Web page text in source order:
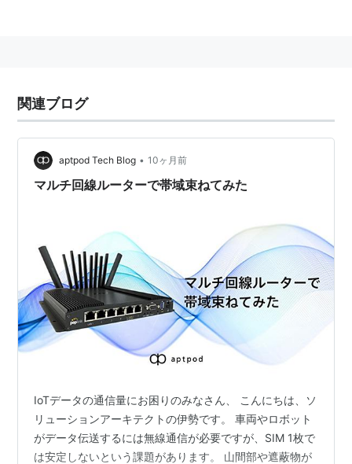
関連ブログ
aptpod Tech Blog • 10ヶ月前
マルチ回線ルーターで帯域束ねてみた
IoTデータの通信量にお困りのみなさん、 こんにちは、ソ
リューションアーキテクトの伊勢です。 車両やロボット
がデータ伝送するには無線通信が必要ですが、SIM 1枚で
は安定しないという課題があります。 山間部や遮蔽物が